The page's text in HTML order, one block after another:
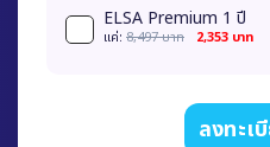
ELSA Premium 1 ปี
เเค่: 8,497 บาท 2,353 บาท
ลงทะเ